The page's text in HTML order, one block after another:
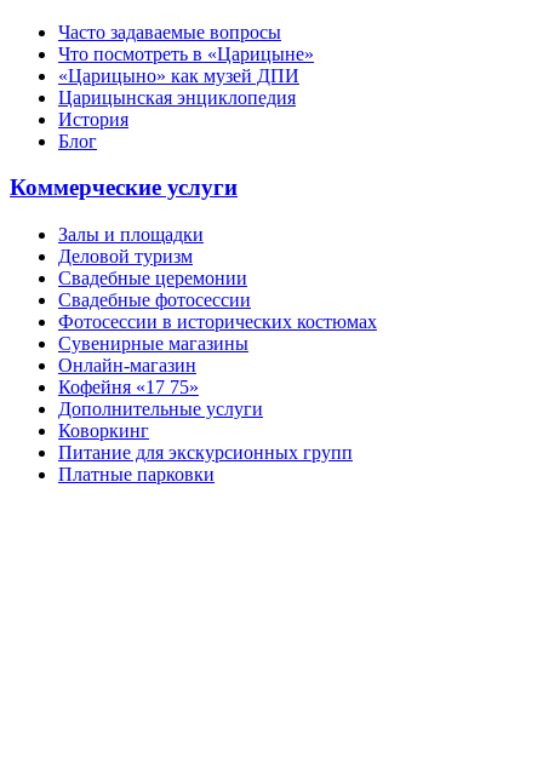
Часто задаваемые вопросы
Что посмотреть в «Царицыне»
«Царицыно» как музей ДПИ
Царицынская энциклопедия
История
Блог
Коммерческие услуги
Залы и площадки
Деловой туризм
Свадебные церемонии
Свадебные фотосессии
Фотосессии в исторических костюмах
Сувенирные магазины
Онлайн-магазин
Кофейня «17 75»
Дополнительные услуги
Коворкинг
Питание для экскурсионных групп
Платные парковки